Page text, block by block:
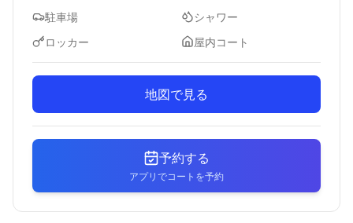
駐車場
シャワー
ロッカー
屋内コート
地図で見る
予約する
アプリでコートを予約